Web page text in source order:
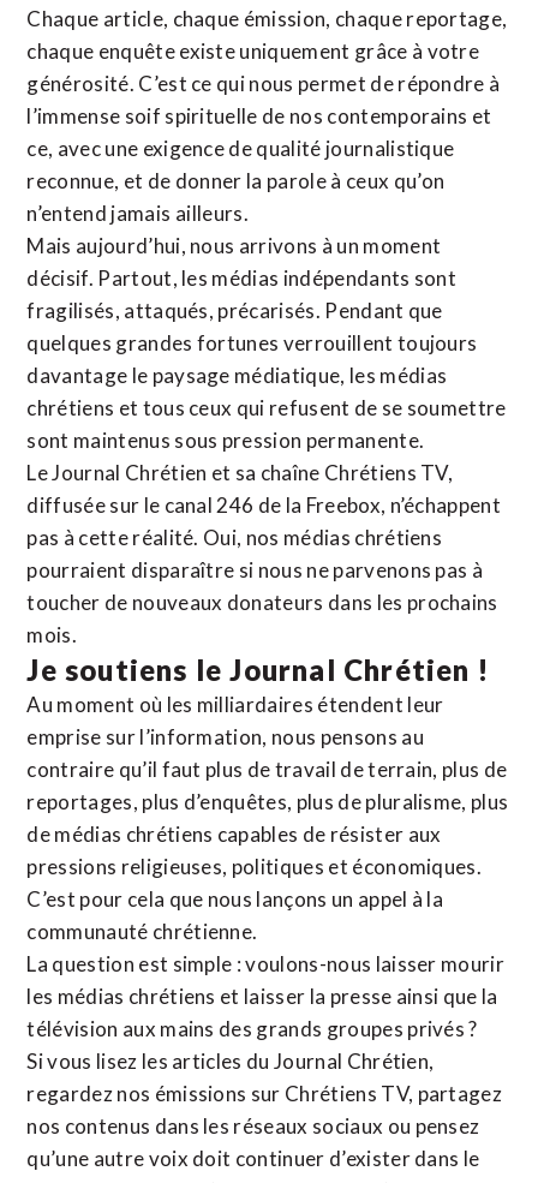
Chaque article, chaque émission, chaque reportage,
chaque enquête existe uniquement grâce à votre
générosité. C’est ce qui nous permet de répondre à
l’immense soif spirituelle de nos contemporains et
ce, avec une exigence de qualité journalistique
reconnue, et de donner la parole à ceux qu’on
n’entend jamais ailleurs.
Mais aujourd’hui, nous arrivons à un moment
décisif. Partout, les médias indépendants sont
fragilisés, attaqués, précarisés. Pendant que
quelques grandes fortunes verrouillent toujours
davantage le paysage médiatique, les médias
chrétiens et tous ceux qui refusent de se soumettre
sont maintenus sous pression permanente.
Le Journal Chrétien et sa chaîne Chrétiens TV,
diffusée sur le canal 246 de la Freebox, n’échappent
pas à cette réalité. Oui, nos médias chrétiens
pourraient disparaître si nous ne parvenons pas à
toucher de nouveaux donateurs dans les prochains
mois.
Je soutiens le Journal Chrétien !
Au moment où les milliardaires étendent leur
emprise sur l’information, nous pensons au
contraire qu’il faut plus de travail de terrain, plus de
reportages, plus d’enquêtes, plus de pluralisme, plus
de médias chrétiens capables de résister aux
pressions religieuses, politiques et économiques.
C’est pour cela que nous lançons un appel à la
communauté chrétienne.
La question est simple : voulons-nous laisser mourir
les médias chrétiens et laisser la presse ainsi que la
télévision aux mains des grands groupes privés ?
Si vous lisez les articles du Journal Chrétien,
regardez nos émissions sur Chrétiens TV, partagez
nos contenus dans les réseaux sociaux ou pensez
qu’une autre voix doit continuer d’exister dans le